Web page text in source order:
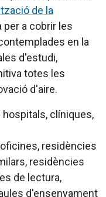
de la
per a cobrir les
en la
d'estudi,
totes les
d'aire.
hospitals, clíniques,
residències
residències
de lectura,
d'ensenyament